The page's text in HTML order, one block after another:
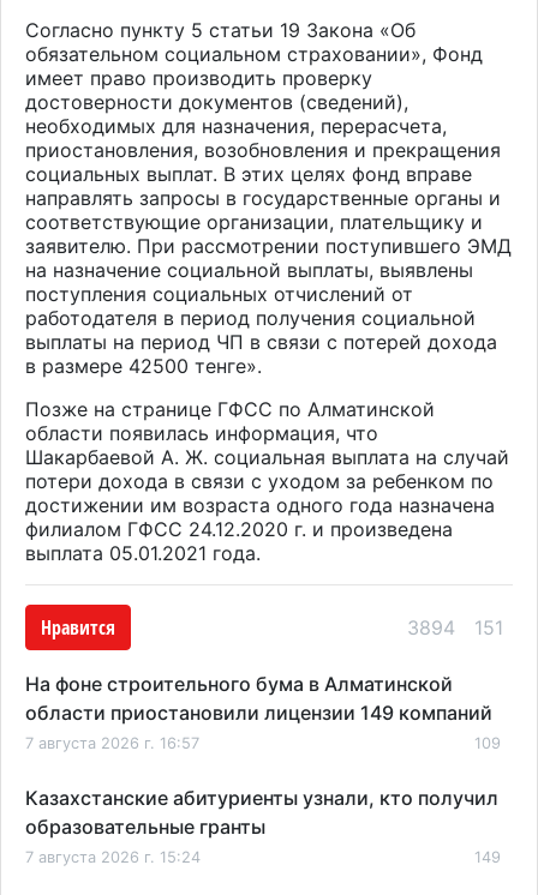
Cогласно пункту 5 статьи 19 Закона «Об
обязательном социальном страховании», Фонд
имеет право производить проверку
достоверности документов (сведений),
необходимых для назначения, перерасчета,
приостановления, возобновления и прекращения
социальных выплат. В этих целях фонд вправе
направлять запросы в государственные органы и
соответствующие организации, плательщику и
заявителю. При рассмотрении поступившего ЭМД
на назначение социальной выплаты, выявлены
поступления социальных отчислений от
работодателя в период получения социальной
выплаты на период ЧП в связи с потерей дохода
в размере 42500 тенге».
Позже на странице ГФСС по Алматинской
области появилась информация, что
Шакарбаевой А. Ж. социальная выплата на случай
потери дохода в связи с уходом за ребенком по
достижении им возраста одного года назначена
филиалом ГФСС 24.12.2020 г. и произведена
выплата 05.01.2021 года.
Нравится 3894 151
На фоне строительного бума в Алматинской
области приостановили лицензии 149 компаний
7 августа 2026 г. 16:57 109
Казахстанские абитуриенты узнали, кто получил
образовательные гранты
7 августа 2026 г. 15:24 149